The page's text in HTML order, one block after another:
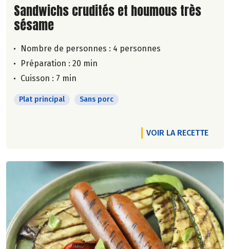
Lire la suite de la recette
Sandwichs crudités et houmous très
sésame
Nombre de personnes : 4 personnes
Préparation : 20 min
Cuisson : 7 min
Plat principal Sans porc
VOIR LA RECETTE